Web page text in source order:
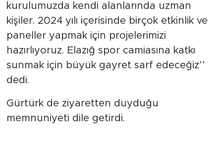
kurulumuzda kendi alanlarında uzman
kişiler. 2024 yılı içerisinde birçok etkinlik ve
paneller yapmak için projelerimizi
hazırlıyoruz. Elazığ spor camiasına katkı
sunmak için büyük gayret sarf edeceğiz’’
dedi.
Gürtürk de ziyaretten duyduğu
memnuniyeti dile getirdi.